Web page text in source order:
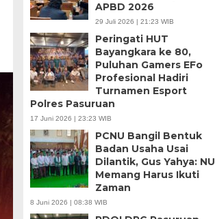
APBD 2026
29 Juli 2026 | 21:23 WIB
Peringati HUT
Bayangkara ke 80,
Puluhan Gamers EFo
Profesional Hadiri
Turnamen Esport
Polres Pasuruan
17 Juni 2026 | 23:23 WIB
PCNU Bangil Bentuk
Badan Usaha Usai
Dilantik, Gus Yahya: NU
Memang Harus Ikuti
Zaman
8 Juni 2026 | 08:38 WIB